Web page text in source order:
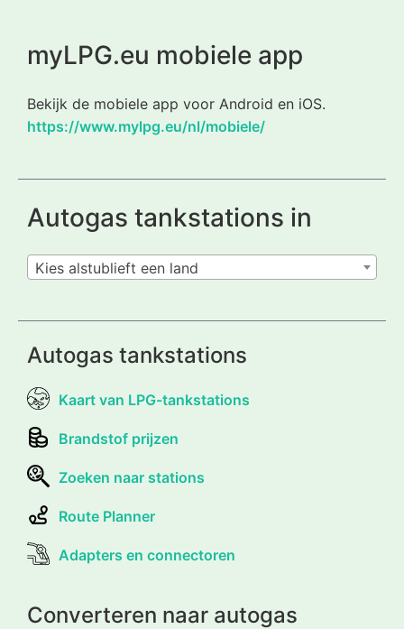
myLPG.eu mobiele app
Bekijk de mobiele app voor Android en iOS.
https://www.mylpg.eu/nl/mobiele/
Autogas tankstations in
Kies alstublieft een land
Autogas tankstations
Kaart van LPG-tankstations
Brandstof prijzen
Zoeken naar stations
Route Planner
Adapters en connectoren
Converteren naar autogas